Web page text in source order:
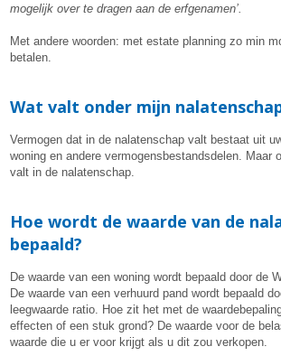
mogelijk over te dragen aan de erfgenamen’.
Met andere woorden: met estate planning zo min
betalen.
Wat valt onder mijn
Vermogen dat in de nalatenschap valt bestaat uit
woning en andere vermogensbestandsdelen. Maar
valt in de nalatenschap.
Hoe wordt de waarde van de
bepaald?
De waarde van een woning wordt bepaald door de
De waarde van een verhuurd pand wordt bepaald
leegwaarde ratio. Hoe zit het met de
effecten of een stuk grond? De waarde voor de
waarde die u er voor krijgt als u dit zou verkopen.